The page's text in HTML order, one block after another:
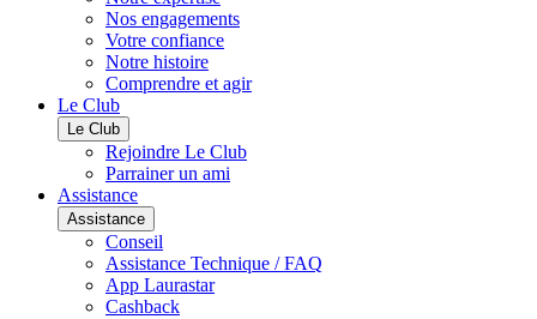
Nos engagements
Votre confiance
Notre histoire
Comprendre et agir
Le Club
Le Club
Rejoindre Le Club
Parrainer un ami
Assistance
Assistance
Conseil
Assistance Technique / FAQ
App Laurastar
Cashback